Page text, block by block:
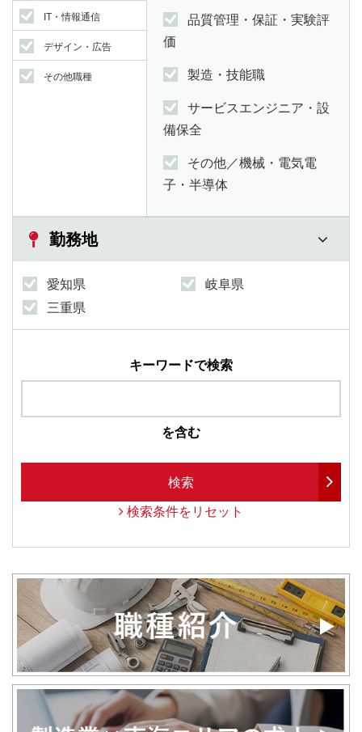
IT・情報通信
デザイン・広告
その他職種
品質管理・保証・実験評
価
製造・技能職
サービスエンジニア・設
備保全
その他／機械・電気電
子・半導体
勤務地
愛知県
岐阜県
三重県
キーワードで検索
を含む
検索
検索条件をリセット